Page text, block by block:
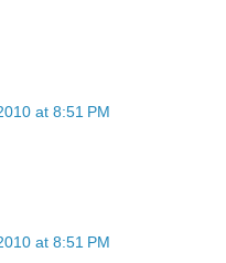
at 8:51 PM
at 8:51 PM